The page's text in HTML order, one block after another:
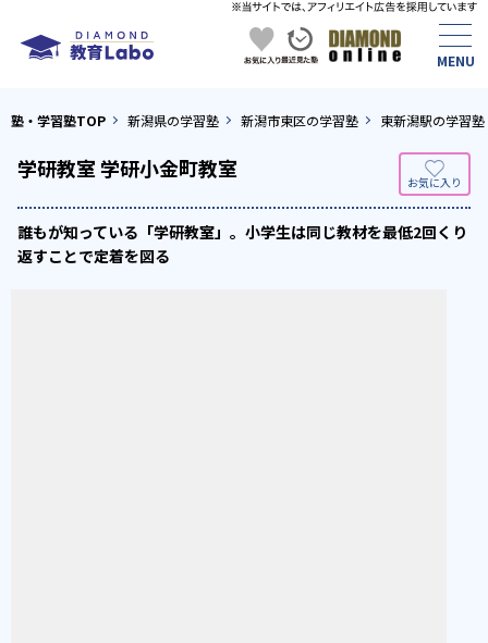
塾・学習塾TOP 新潟県の学習塾 新潟市東区の学習塾 東新潟駅の学習塾
学研教室 学研小金町教室
誰もが知っている「学研教室」。小学生は同じ教材を最低2回くり
返すことで定着を図る